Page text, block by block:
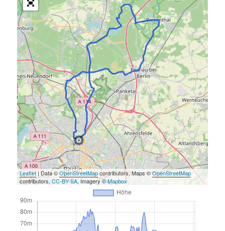
Leaflet| Data ©OpenStreetMapcontributors, Maps ©OpenStreetMap
contributors,CC-BY-SA, Imagery ©Mapbox